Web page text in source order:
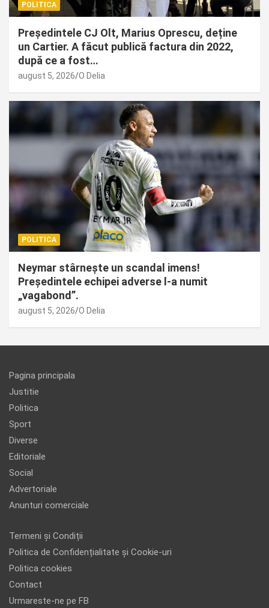
POLITICA
Președintele CJ Olt, Marius Oprescu, deține
un Cartier. A făcut publică factura din 2022,
după ce a fost…
august 5, 2026 O Delia
POLITICA
Neymar stârnește un scandal imens!
Președintele echipei adverse l-a numit
„vagabond”.
august 5, 2026 O Delia
Pagina principala
Justitie
Politica
Sport
Diverse
Editoriale
Social
Advertoriale
Anunturi comerciale
Termeni și Condiții
Politica de Confidențialitate și Cookie-uri
Politica cookies
Contact
Urmareste-ne pe FB